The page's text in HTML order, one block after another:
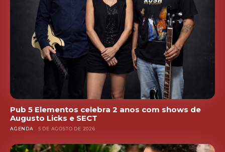
Pub 5 Elementos celebra 2 anos com shows de
Augusto Licks e SECT
AGENDA 5 DE AGOSTO DE 2026